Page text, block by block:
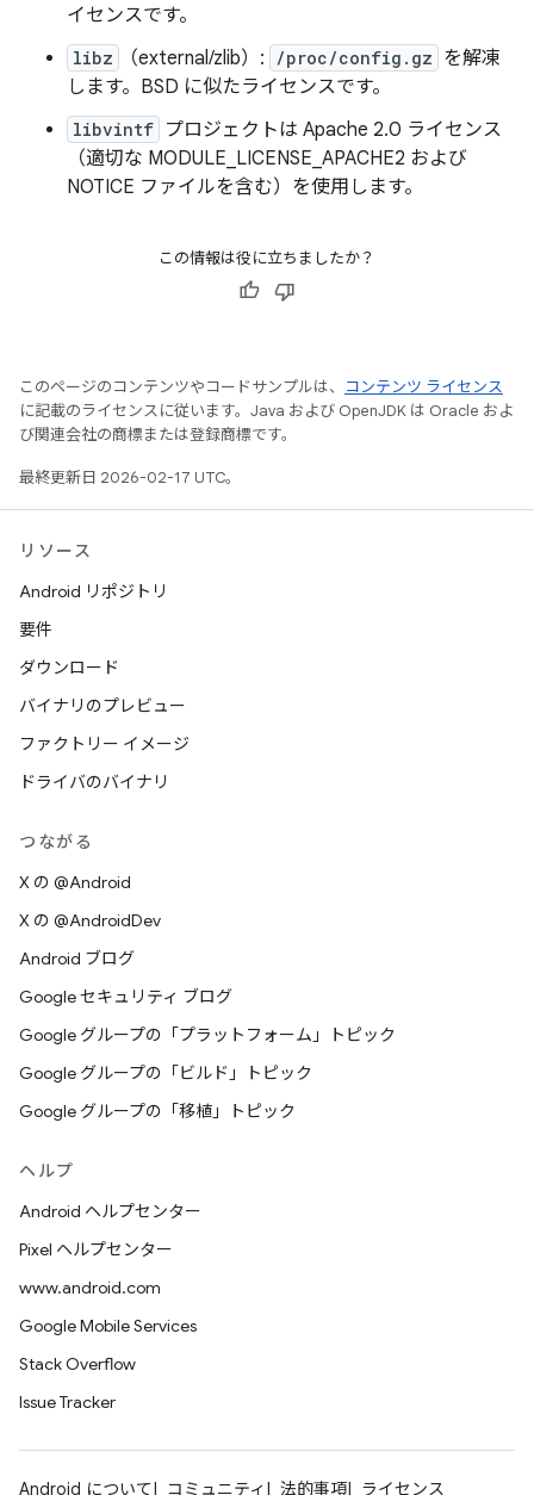
イセンスです。
libz （external/zlib）: /proc/config.gz を解凍
します。BSD に似たライセンスです。
libvintf プロジェクトは Apache 2.0 ライセンス
（適切な MODULE_LICENSE_APACHE2 および
NOTICE ファイルを含む）を使用します。
この情報は役に立ちましたか？
このページのコンテンツやコードサンプルは、
コンテンツ ライセンス
に記載のライセンスに従います。Java および OpenJDK は Oracle およ
び関連会社の商標または登録商標です。
最終更新日 2026-02-17 UTC。
リソース
Android リポジトリ
要件
ダウンロード
バイナリのプレビュー
ファクトリー イメージ
ドライバのバイナリ
つながる
X の @Android
X の @AndroidDev
Android ブログ
Google セキュリティ ブログ
Google グループの「プラットフォーム」トピック
Google グループの「ビルド」トピック
Google グループの「移植」トピック
ヘルプ
Android ヘルプセンター
Pixel ヘルプセンター
www.android.com
Google Mobile Services
Stack Overflow
Issue Tracker
Android について コミュニティ 法的事項 ライセンス